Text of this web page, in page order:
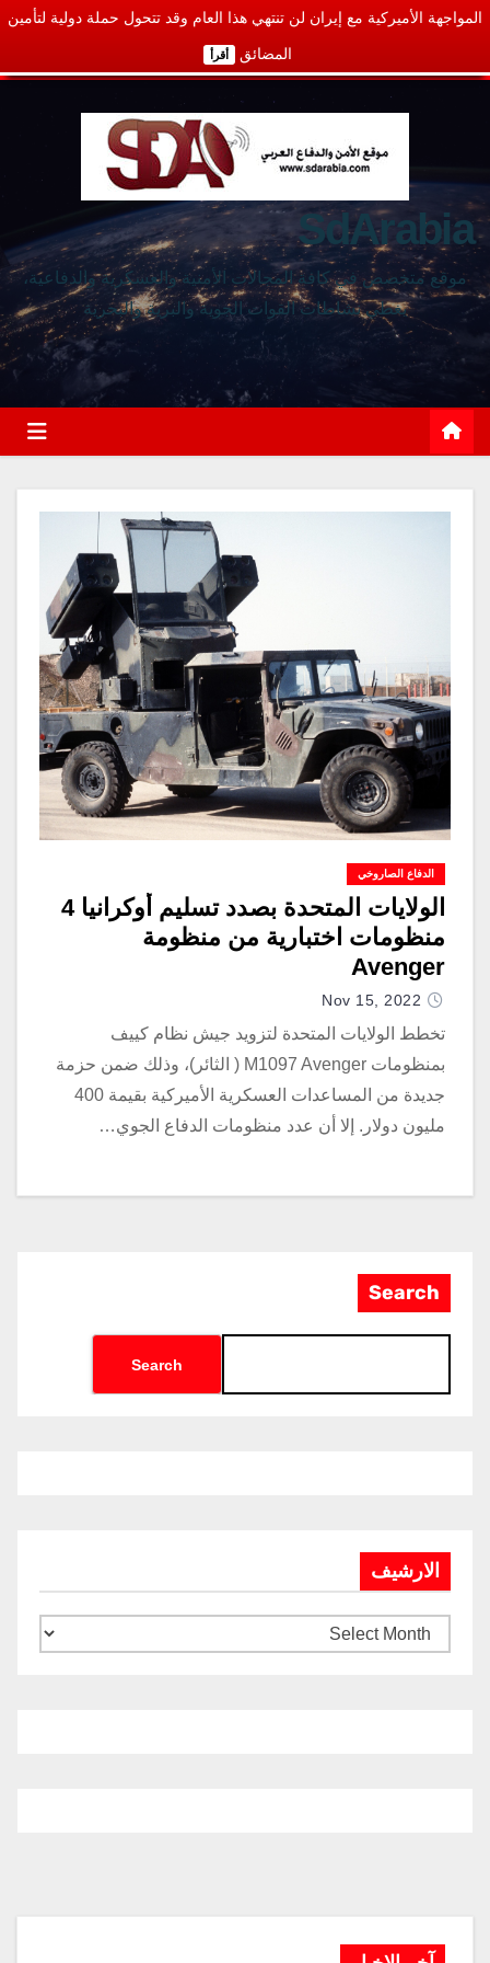
المواجهة الأميركية مع إيران لن تنتهي هذا العام وقد تتحول حملة دولية لتأمين
المضائق أقرأ
SdArabia
موقع متخصص في كافة المجالات الأمنية والعسكرية والدفاعية،
يغطي نشاطات القوات الجوية والبرية والبحرية
الدفاع الصاروخي
الولايات المتحدة بصدد تسليم أوكرانيا 4
منظومات اختبارية من منظومة
Avenger
Nov 15, 2022
تخطط الولايات المتحدة لتزويد جيش نظام كييف
بمنظومات M1097 Avenger ( الثائر)، وذلك ضمن حزمة
جديدة من المساعدات العسكرية الأميركية بقيمة 400
مليون دولار. إلا أن عدد منظومات الدفاع الجوي…
Search
Search
الارشيف